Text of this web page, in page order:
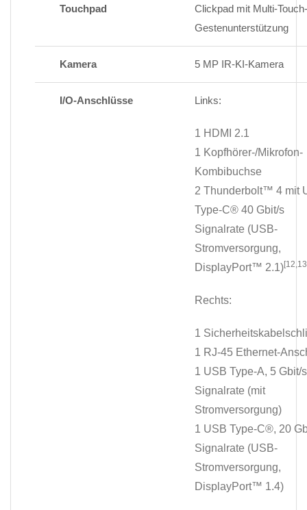
Touchpad
Clickpad mit Multi-Touch-
Gestenunterstützung
Kamera 5 MP IR-KI-Kamera
I/O-Anschlüsse Links:
1 HDMI 2.1
1 Kopfhörer-/Mikrofon-
Kombibuchse
2 Thunderbolt™ 4 mit
Type-C® 40 Gbit/s
Signalrate (USB-
Stromversorgung,
DisplayPort™ 2.1)
Rechts:
1
1 RJ-45 Ethernet-
1 USB Type-A, 5 Gbit/s
Signalrate (mit
Stromversorgung)
1 USB Type-C®, 20
Signalrate (USB-
Stromversorgung,
DisplayPort™ 1.4)